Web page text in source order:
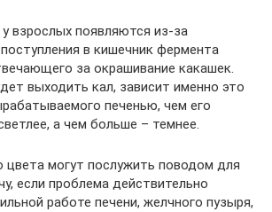
взрослых появляются из-за
в кишечник фермента
за окрашивание какашек.
выходить кал, зависит именно это
печенью, чем его
а чем больше – темнее.
цвета могут послужить поводом для
если проблема действительно
работе печени, желчного пузыря,